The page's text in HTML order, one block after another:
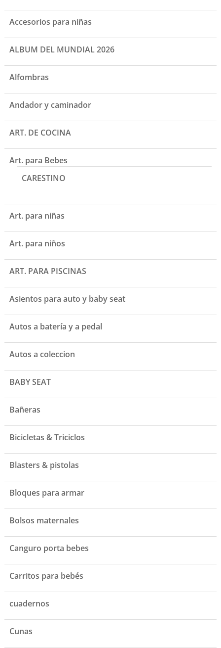
Accesorios para niñas
ALBUM DEL MUNDIAL 2026
Alfombras
Andador y caminador
ART. DE COCINA
Art. para Bebes
CARESTINO
Art. para niñas
Art. para niños
ART. PARA PISCINAS
Asientos para auto y baby seat
Autos a batería y a pedal
Autos a coleccion
BABY SEAT
Bañeras
Bicicletas & Triciclos
Blasters & pistolas
Bloques para armar
Bolsos maternales
Canguro porta bebes
Carritos para bebés
cuadernos
Cunas